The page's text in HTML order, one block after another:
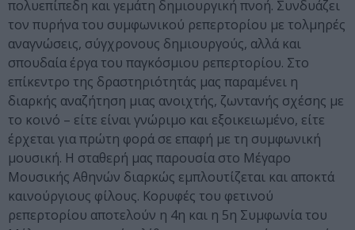
πολυεπίπεδη και γεμάτη δημιουργική πνοή. Συνδυάζει
τον πυρήνα του συμφωνικού ρεπερτορίου με τολμηρές
αναγνώσεις, σύγχρονους δημιουργούς, αλλά και
σπουδαία έργα του παγκόσμιου ρεπερτορίου. Στο
επίκεντρο της δραστηριότητάς μας παραμένει η
διαρκής αναζήτηση μιας ανοιχτής, ζωντανής σχέσης με
το κοινό – είτε είναι γνώριμο και εξοικειωμένο, είτε
έρχεται για πρώτη φορά σε επαφή με τη συμφωνική
μουσική. Η σταθερή μας παρουσία στο Μέγαρο
Μουσικής Αθηνών διαρκώς εμπλουτίζεται και αποκτά
καινούργιους φίλους. Κορυφές του φετινού
ρεπερτορίου αποτελούν η 4η και η 5η Συμφωνία του